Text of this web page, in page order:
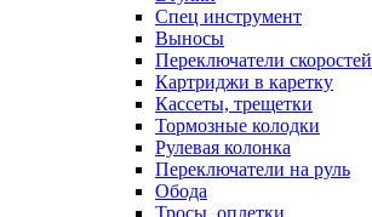
Спец инструмент
Выносы
Переключатели скоростей
Картриджи в каретку
Кассеты, трещетки
Тормозные колодки
Рулевая колонка
Переключатели на руль
Обода
Тросы, оплетки